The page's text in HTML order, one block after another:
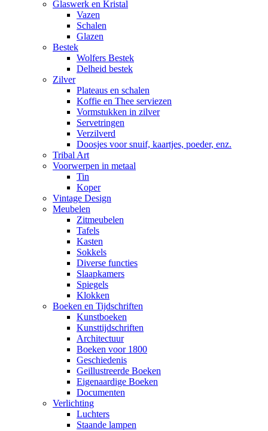
Glaswerk en Kristal
Vazen
Schalen
Glazen
Bestek
Wolfers Bestek
Delheid bestek
Zilver
Plateaus en schalen
Koffie en Thee serviezen
Vormstukken in zilver
Servetringen
Verzilverd
Doosjes voor snuif, kaartjes, poeder, enz.
Tribal Art
Voorwerpen in metaal
Tin
Koper
Vintage Design
Meubelen
Zitmeubelen
Tafels
Kasten
Sokkels
Diverse functies
Slaapkamers
Spiegels
Klokken
Boeken en Tijdschriften
Kunstboeken
Kunsttijdschriften
Architectuur
Boeken voor 1800
Geschiedenis
Geillustreerde Boeken
Eigenaardige Boeken
Documenten
Verlichting
Luchters
Staande lampen